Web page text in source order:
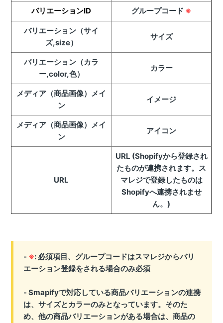
バリエーションID グループコード ※
バリエーション（サイ
ズ,size）
サイズ
バリエーション（カラ
ー,color,色）
カラー
メディア（商品画像）メイ
ン
イメージ
メディア（商品画像）メイ
ン
アイコン
URL
URL (Shopifyから登録され
たものが連携されます。ス
マレジで登録したものは
Shopifyへ連携されませ
ん。)
- ※: 必須項目、グループコードはスマレジからバリ
エーション登録をされる場合のみ必須
- Smapifyで対応している商品バリエーションの連携
は、サイズとカラーのみとなっています。そのた
め、他の商品バリエーションがある場合は、商品の